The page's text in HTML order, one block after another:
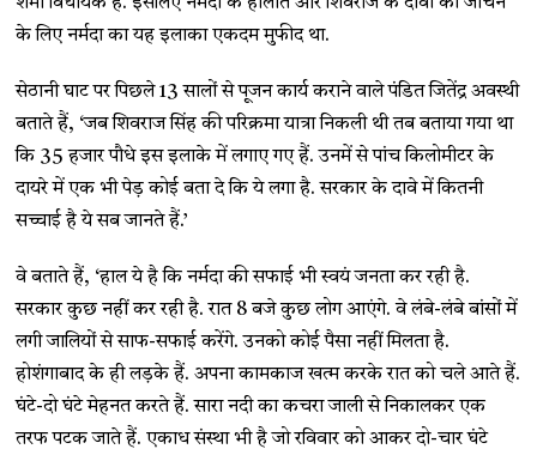
शर्मा विधायक हैं. इसलिए नर्मदा के हालात और शिवराज के दावों को जांचने
के लिए नर्मदा का यह इलाका एकदम मुफीद था.
सेठानी घाट पर पिछले 13 सालों से पूजन कार्य कराने वाले पंडित जितेंद्र अवस्थी
बताते हैं, ‘जब शिवराज सिंह की परिक्रमा यात्रा निकली थी तब बताया गया था
कि 35 हजार पौधे इस इलाके में लगाए गए हैं. उनमें से पांच किलोमीटर के
दायरे में एक भी पेड़ कोई बता दे कि ये लगा है. सरकार के दावे में कितनी
सच्चाई है ये सब जानते हैं.’
वे बताते हैं, ‘हाल ये है कि नर्मदा की सफाई भी स्वयं जनता कर रही है.
सरकार कुछ नहीं कर रही है. रात 8 बजे कुछ लोग आएंगे. वे लंबे-लंबे बांसों में
लगी जालियों से साफ-सफाई करेंगे. उनको कोई पैसा नहीं मिलता है.
होशंगाबाद के ही लड़के हैं. अपना कामकाज खत्म करके रात को चले आते हैं.
घंटे-दो घंटे मेहनत करते हैं. सारा नदी का कचरा जाली से निकालकर एक
तरफ पटक जाते हैं. एकाध संस्था भी है जो रविवार को आकर दो-चार घंटे